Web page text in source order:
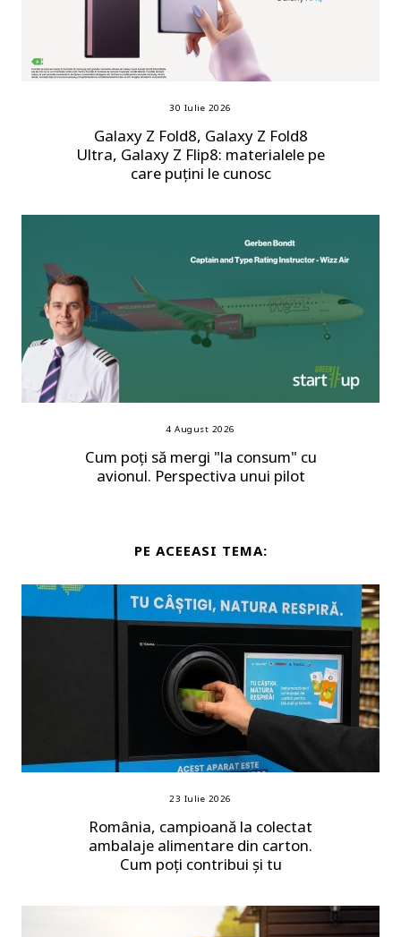
30 Iulie 2026
Galaxy Z Fold8, Galaxy Z Fold8
Ultra, Galaxy Z Flip8: materialele pe
care puțini le cunosc
4 August 2026
Cum poți să mergi "la consum" cu
avionul. Perspectiva unui pilot
PE ACEEASI TEMA:
23 Iulie 2026
România, campioană la colectat
ambalaje alimentare din carton.
Cum poți contribui și tu